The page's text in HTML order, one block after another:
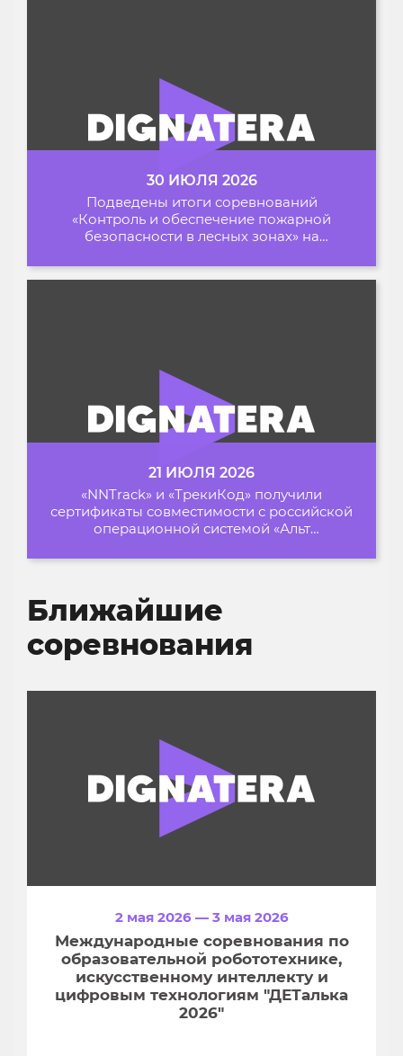
30 ИЮЛЯ 2026
Подведены итоги соревнований
«Контроль и обеспечение пожарной
безопасности в лесных зонах» на
21 ИЮЛЯ 2026
«NNTrack» и «ТрекиКод» получили
сертификаты совместимости с российской
операционной системой «Альт
Ближайшие
соревнования
2 мая 2026 — 3 мая 2026
Международные соревнования по
образовательной робототехнике,
искусственному интеллекту и
цифровым технологиям "ДЕТалька
2026"